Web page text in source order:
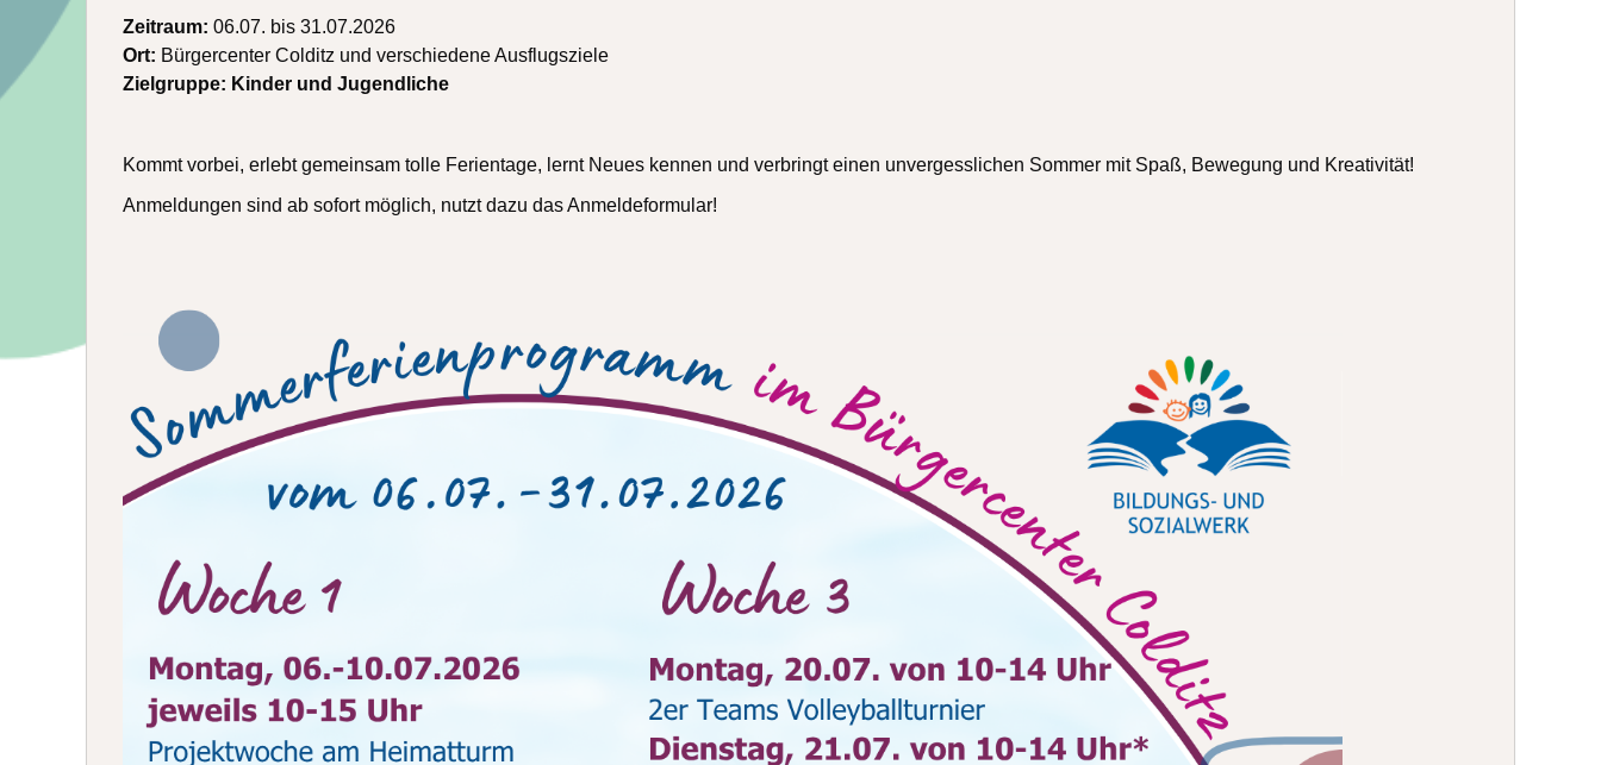
Zeitraum: 06.07. bis 31.07.2026
Ort: Bürgercenter Colditz und verschiedene Ausflugsziele
Zielgruppe: Kinder und Jugendliche
Kommt vorbei, erlebt gemeinsam tolle Ferientage, lernt Neues kennen und verbringt einen unvergesslichen Sommer mit Spaß, Bewegung und Kreativität!
Anmeldungen sind ab sofort möglich, nutzt dazu das Anmeldeformular!